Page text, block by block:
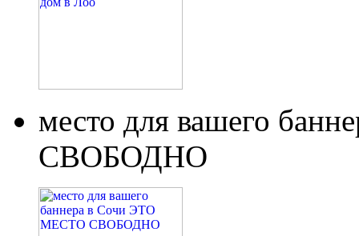
место для вашего
СВОБОДНО